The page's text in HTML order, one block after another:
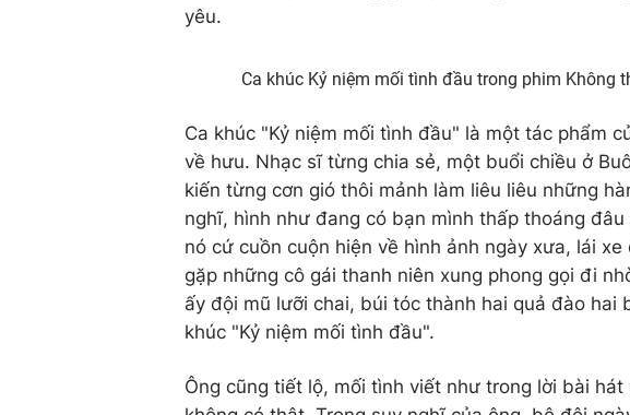
yêu.
Ca khúc Kỷ niệm mối tình đầu trong phim Không
Ca khúc "Kỷ niệm mối tình đầu" là một tác phẩm
về hưu. Nhạc sĩ từng chia sẻ, một buổi chiều ở
kiến từng cơn gió thôi mảnh làm liêu liêu những
nghĩ, hình như đang có bạn mình thấp thoáng
nó cứ cuồn cuộn hiện về hình ảnh ngày xưa, lái
gặp những cô gái thanh niên xung phong gọi đi
ấy đội mũ lưỡi chai, búi tóc thành hai quả đào hai
khúc "Kỷ niệm mối tình đầu".
Ông cũng tiết lộ, mối tình viết như trong lời bài